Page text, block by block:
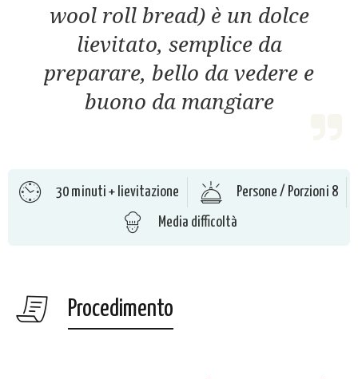
wool roll bread) è un dolce
lievitato, semplice da
preparare, bello da vedere e
buono da mangiare
30 minuti + lievitazione
Persone / Porzioni 8
Media difficoltà
Procedimento